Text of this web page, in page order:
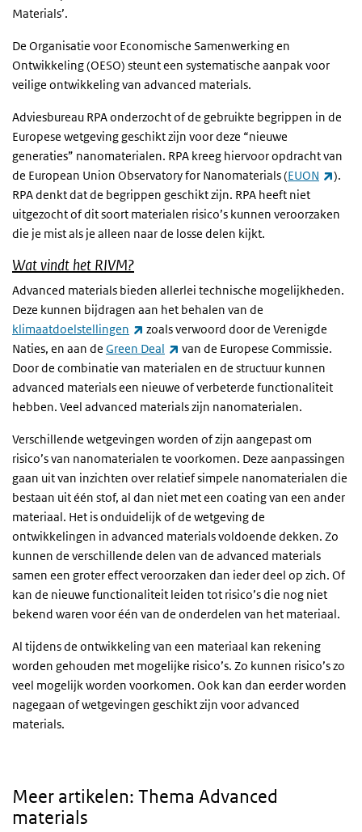
Materials’.
De Organisatie voor Economische Samenwerking en
Ontwikkeling (OESO) steunt een systematische aanpak voor
veilige ontwikkeling van advanced materials.
Adviesbureau RPA onderzocht of de gebruikte begrippen in de
Europese wetgeving geschikt zijn voor deze “nieuwe
generaties” nanomaterialen. RPA kreeg hiervoor opdracht van
de European Union Observatory for Nanomaterials (EUON
).
RPA denkt dat de begrippen geschikt zijn. RPA heeft niet
uitgezocht of dit soort materialen risico’s kunnen veroorzaken
die je mist als je alleen naar de losse delen kijkt.
Wat vindt het RIVM?
Advanced materials bieden allerlei technische mogelijkheden.
Deze kunnen bijdragen aan het behalen van de
klimaatdoelstellingen
(externe link)
zoals verwoord door de Verenigde
Naties, en aan de Green Deal (externe link)
van de Europese Commissie.
Door de combinatie van materialen en de structuur kunnen
advanced materials een nieuwe of verbeterde functionaliteit
hebben. Veel advanced materials zijn nanomaterialen.
Verschillende wetgevingen worden of zijn aangepast om
risico’s van nanomaterialen te voorkomen. Deze aanpassingen
gaan uit van inzichten over relatief simpele nanomaterialen die
bestaan uit één stof, al dan niet met een coating van een ander
materiaal. Het is onduidelijk of de wetgeving de
ontwikkelingen in advanced materials voldoende dekken. Zo
kunnen de verschillende delen van de advanced materials
samen een groter effect veroorzaken dan ieder deel op zich. Of
kan de nieuwe functionaliteit leiden tot risico’s die nog niet
bekend waren voor één van de onderdelen van het materiaal.
Al tijdens de ontwikkeling van een materiaal kan rekening
worden gehouden met mogelijke risico’s. Zo kunnen risico’s zo
veel mogelijk worden voorkomen. Ook kan dan eerder worden
nagegaan of wetgevingen geschikt zijn voor advanced
materials.
Meer artikelen: Thema Advanced
materials